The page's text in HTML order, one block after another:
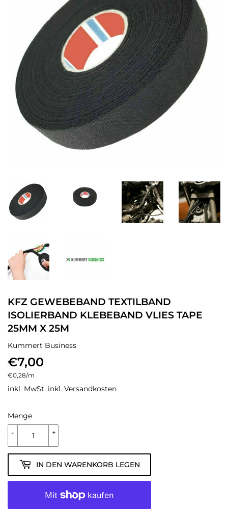
KFZ GEWEBEBAND TEXTILBAND
ISOLIERBAND KLEBEBAND VLIES TAPE
25MM X 25M
Kummert Business
€7,00
Einzelpreis
€0,28/pro
m
inkl. MwSt. inkl. Versandkosten
Menge
+
-
IN DEN WARENKORB LEGEN